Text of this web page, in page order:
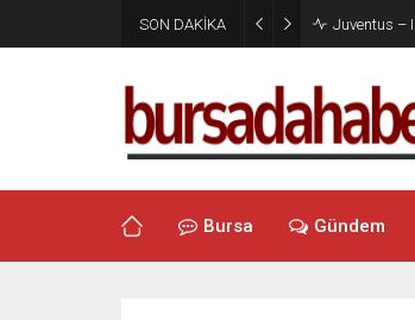
SON DAKİKA Juventus –
Bursa Gündem